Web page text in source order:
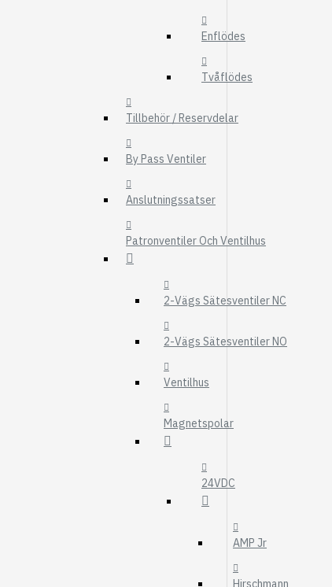
LUFTFILTER
Enflödes
Tvåflödes
Tillbehör / Reservdelar
By Pass Ventiler
Anslutningssatser
Patronventiler Och Ventilhus
2-Vägs Sätesventiler NC
2-Vägs Sätesventiler NO
Ventilhus
Magnetspolar
24VDC
AMP Jr
Hirschmann